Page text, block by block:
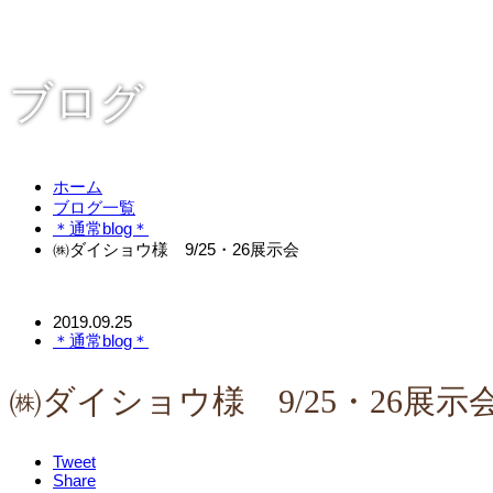
ブログ
ホーム
ブログ一覧
＊通常blog＊
㈱ダイショウ様 9/25・26展示会
2019.09.25
＊通常blog＊
㈱ダイショウ様 9/25・26展示
Tweet
Share